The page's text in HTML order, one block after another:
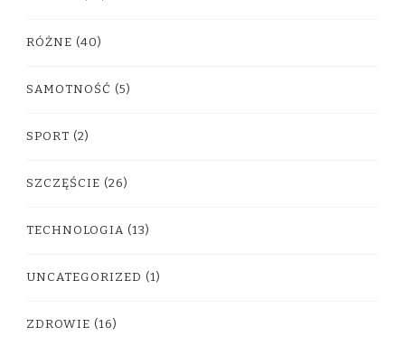
RÓŻNE (40)
SAMOTNOŚĆ (5)
SPORT (2)
SZCZĘŚCIE (26)
TECHNOLOGIA (13)
UNCATEGORIZED (1)
ZDROWIE (16)